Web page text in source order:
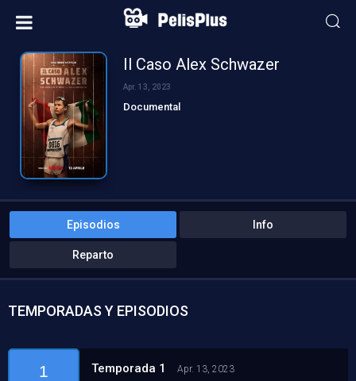
Il Caso Alex Schwazer
Apr. 13, 2023
Documental
Episodios Info
Reparto
TEMPORADAS Y EPISODIOS
1 Temporada 1 Apr. 13, 2023